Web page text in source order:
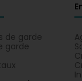
de garde
garde